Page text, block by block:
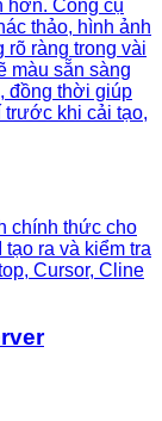
hơn. Công cụ
thảo, hình ảnh
rõ ràng trong vài
màu sẵn sàng
đồng thời giúp
khi cải tạo,
chính thức cho
ra và kiểm tra
Cursor, Cline